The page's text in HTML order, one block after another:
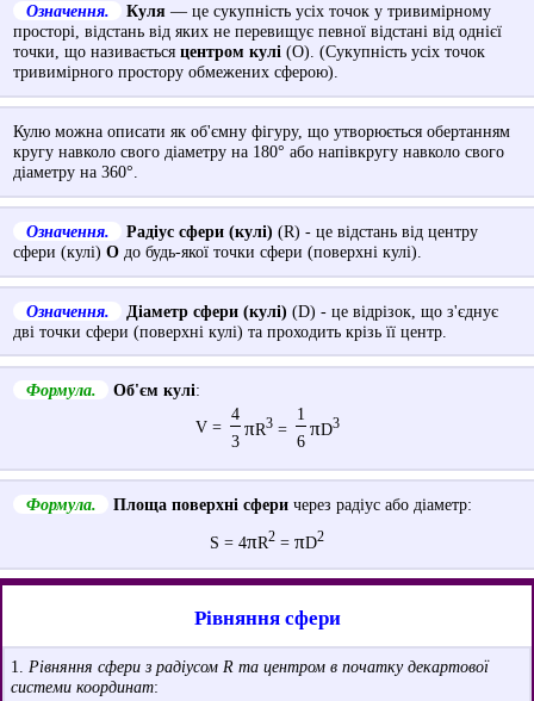
Означення. Куля — це сукупність усіх точок у тривимірному
просторі, відстань від яких не перевищує певної відстані від однієї
точки, що називається центром кулі(О). (Сукупність усіх точок
тривимірного простору обмежених сферою).
Кулю можна описати як об'ємну фігуру, що утворюється обертанням
кругу навколо свого діаметру на 180° або напівкругу навколо свого
діаметру на 360°.
Означення. Радіус сфери (кулі) (R) - це відстань від центру
сфери (кулі) Oдо будь-якої точки сфери (поверхні кулі).
Означення. Діаметр сфери (кулі) (D) - це відрізок, що з'єднує
дві точки сфери (поверхні кулі) та проходить крізь її центр.
Формула. Об'єм кулі:
V =
4
πR3=
1
πD3
3 6
Формула. Площа поверхні сфери через радіус або діаметр:
S = 4πR2 = πD2
Рівняння сфери
1. Рівняння сфери з радіусом R та центром в початку декартової
системи координат: